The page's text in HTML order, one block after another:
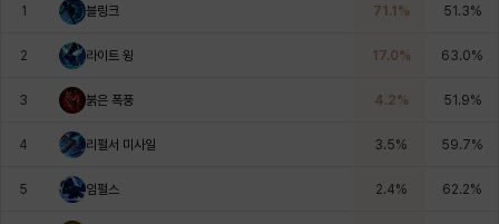
에스텔 에이든 엠마 요한
윌리엄
1 블링크 71.1 % 51.3%
2 라이트 윙 17.0% 63.0%
3 붉은 폭풍 4.2% 51.9%
4 리펄서 미사일 3.5% 59.7%
5 임펄스 2.4% 62.2%